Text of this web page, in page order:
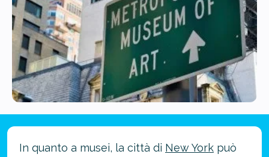
In quanto a musei, la città di New York può